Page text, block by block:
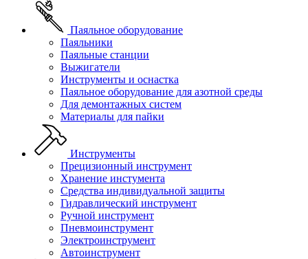
Паяльное оборудование
Паяльники
Паяльные станции
Выжигатели
Инструменты и оснастка
Паяльное оборудование для азотной среды
Для демонтажных систем
Материалы для пайки
Инструменты
Прецизионный инструмент
Хранение инстумента
Средства индивидуальной защиты
Гидравлический инструмент
Ручной инструмент
Пневмоинструмент
Электроинструмент
Автоинструмент